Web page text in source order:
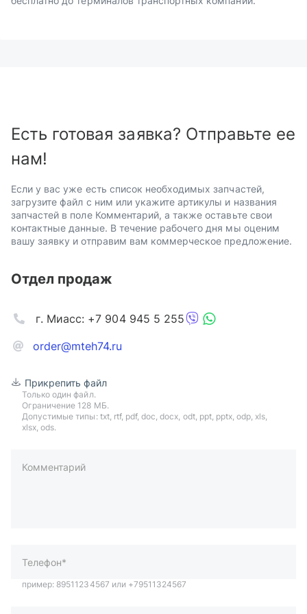
Есть готовая заявка? Отправьте ее
нам!
Если у вас уже есть список необходимых запчастей,
загрузите файл с ним или укажите артикулы и названия
запчастей в поле Комментарий, а также оставьте свои
контактные данные. В течение рабочего дня мы оценим
вашу заявку и отправим вам коммерческое предложение.
Отдел продаж
order@mteh74.ru
г. Миасс: +7 904 945 5 255
Прикрепить файл
Только один файл.
Ограничение 128 МБ.
Допустимые типы: txt, rtf, pdf, doc, docx, odt, ppt, pptx, odp, xls,
xlsx, ods.
Комментарий
пример: 89511234567 или +79511324567
Отправить